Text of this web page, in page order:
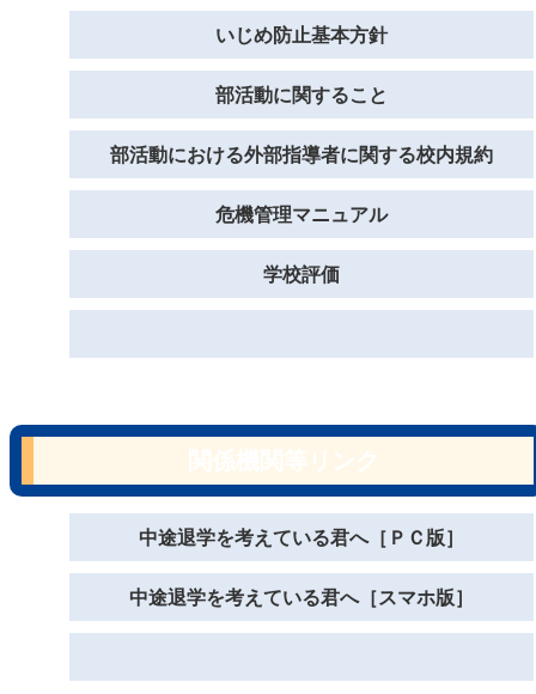
いじめ防止基本方針
部活動に関すること
部活動における外部指導者に関する校内規約
危機管理マニュアル
学校評価
中途退学を考えている君へ［ＰＣ版］
中途退学を考えている君へ［スマホ版］